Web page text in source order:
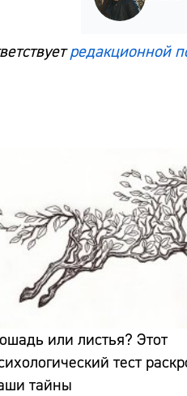
редакционной
или листья? Этот
тест
тайны